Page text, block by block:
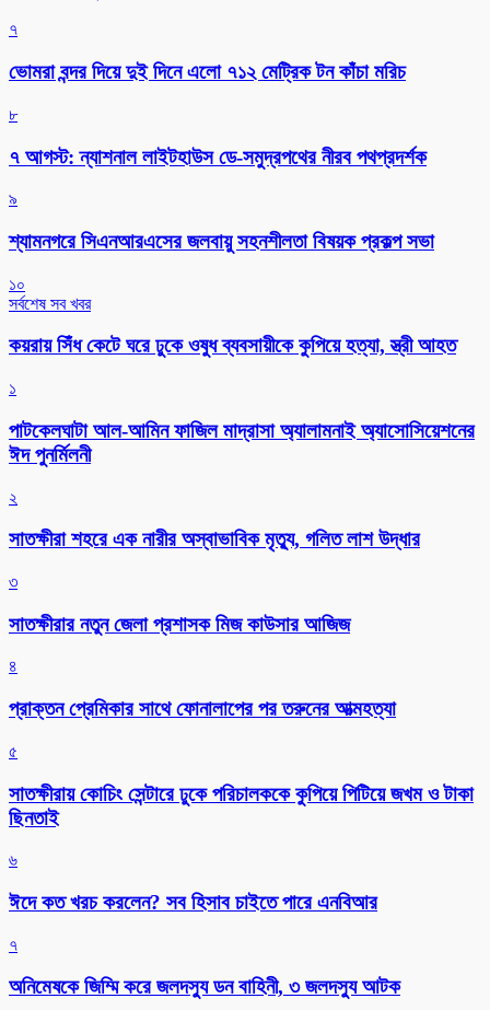
৭
ভোমরা বন্দর দিয়ে দুই দিনে এলো ৭১২ মেট্রিক টন কাঁচা মরিচ
৮
৭ আগস্ট: ন্যাশনাল লাইটহাউস ডে-সমুদ্রপথের নীরব পথপ্রদর্শক
৯
শ্যামনগরে সিএনআরএসের জলবায়ু সহনশীলতা বিষয়ক প্রকল্প সভা
১০
সর্বশেষ সব খবর
কয়রায় সিঁধ কেটে ঘরে ঢুকে ওষুধ ব্যবসায়ীকে কুপিয়ে হত্যা, স্ত্রী আহত
১
পাটকেলঘাটা আল-আমিন ফাজিল মাদ্রাসা অ্যালামনাই অ্যাসোসিয়েশনের
ঈদ পুনর্মিলনী
২
সাতক্ষীরা শহরে এক নারীর অস্বাভাবিক মৃত্যু, গলিত লাশ উদ্ধার
৩
সাতক্ষীরার নতুন জেলা প্রশাসক মিজ কাউসার আজিজ
৪
প্রাক্তন প্রেমিকার সাথে ফোনালাপের পর তরুনের আত্মহত্যা
৫
সাতক্ষীরায় কোচিং সেন্টারে ঢুকে পরিচালককে কুপিয়ে পিটিয়ে জখম ও টাকা
ছিনতাই
৬
ঈদে কত খরচ করলেন? সব হিসাব চাইতে পারে এনবিআর
৭
অনিমেষকে জিম্মি করে জলদস্যু ডন বাহিনী, ৩ জলদস্যু আটক